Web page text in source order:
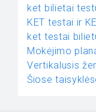
ket bilietai
KET testai ir
ket testai
Mokėjimo
Vertikalusis
Šiose